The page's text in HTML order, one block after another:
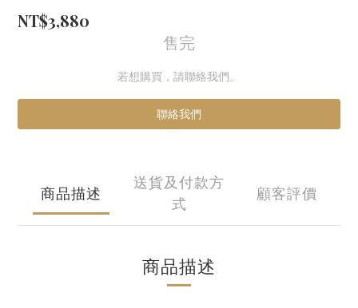
NT$3,880
售完
若想購買，請聯絡我們。
聯絡我們
商品描述
送貨及付款方
式
顧客評價
商品描述